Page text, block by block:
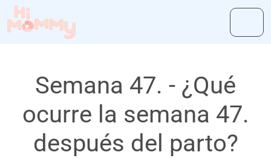
Semana 47. - ¿Qué
ocurre la semana 47.
después del parto?